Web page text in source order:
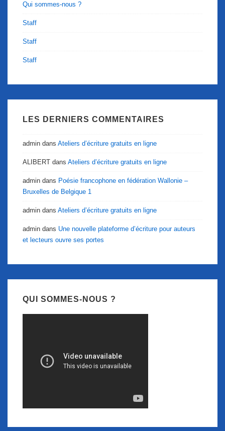
Qui sommes-nous ?
Staff
Staff
Staff
LES DERNIERS COMMENTAIRES
admin dans Ateliers d’écriture gratuits en ligne
ALIBERT dans Ateliers d’écriture gratuits en ligne
admin dans Poésie francophone en fédération Wallonie –
Bruxelles de Belgique 1
admin dans Ateliers d’écriture gratuits en ligne
admin dans Une nouvelle plateforme d’écriture pour auteurs
et lecteurs ouvre ses portes
QUI SOMMES-NOUS ?